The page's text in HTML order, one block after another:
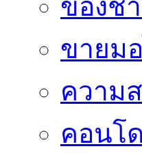
ของช
ขายม
ความ
คอนโ